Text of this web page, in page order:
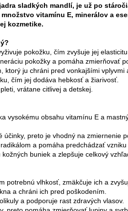
sladkých mandlí, je už po
vitamínu E, minerálov a
kozmetike.
pokožku, čím zvyšuje jej
pokožky a pomáha zmierňovať
ktorý ju chráni pred vonkajšími vplyvmi
čím jej dodáva hebkosť a žiarivosť.
vrátane citlivej a detskej.
vysokému obsahu vitamínu E a
účinky, preto je vhodný na zmiernenie
a pomáha predchádzať vzniku
buniek a zlepšuje celkový
potrebnú vlhkosť, zmäkčuje ich a
a chráni ich pred poškodením.
a podporuje rast zdravých vlasov.